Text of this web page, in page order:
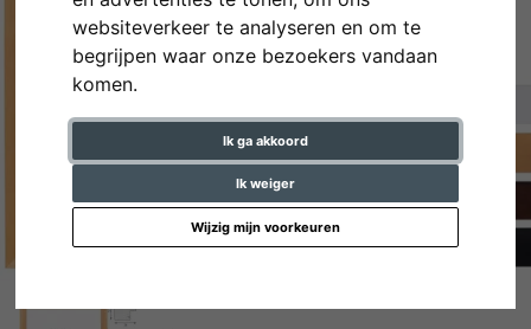
websiteverkeer te analyseren en om te
begrijpen waar onze bezoekers vandaan
komen.
Ik ga akkoord
Ik weiger
Wijzig mijn voorkeuren
Terug